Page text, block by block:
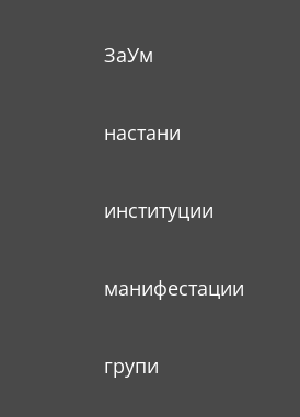
ЗаУм
настани
институции
манифестации
групи